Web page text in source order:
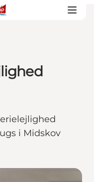
i Midskov